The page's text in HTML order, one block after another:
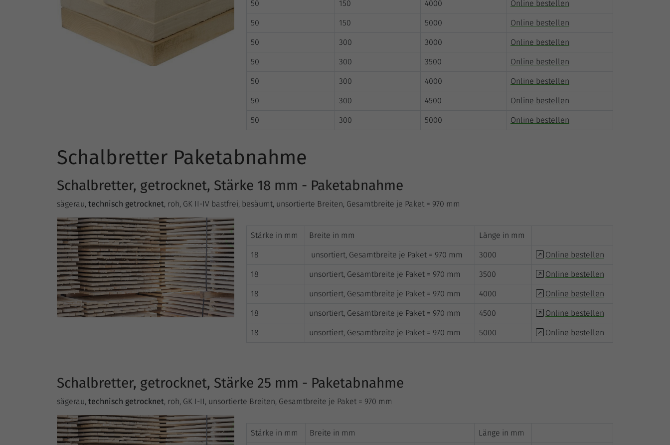
50 150 4000 Online bestellen
50 150 5000 Online bestellen
50 300 3000 Online bestellen
50 300 3500 Online bestellen
50 300 4000 Online bestellen
50 300 4500 Online bestellen
50 300 5000 Online bestellen
Schalbretter Paketabnahme
Schalbretter, getrocknet, Stärke 18 mm - Paketabnahme
sägerau, technisch getrocknet , roh, GK II-IV bastfrei, besäumt, unsortierte Breiten, Gesamtbreite je Paket = 970 mm
Stärke in mm Breite in mm Länge in mm
18 unsortiert, Gesamtbreite je Paket = 970 mm 3000 Online bestellen
18 unsortiert, Gesamtbreite je Paket = 970 mm 3500 Online bestellen
18 unsortiert, Gesamtbreite je Paket = 970 mm 4000 Online bestellen
18 unsortiert, Gesamtbreite je Paket = 970 mm 4500 Online bestellen
18 unsortiert, Gesamtbreite je Paket = 970 mm 5000 Online bestellen
Schalbretter, getrocknet, Stärke 25 mm - Paketabnahme
sägerau, technisch getrocknet , roh, GK I-II, unsortierte Breiten, Gesamtbreite je Paket = 970 mm
Stärke in mm Breite in mm Länge in mm